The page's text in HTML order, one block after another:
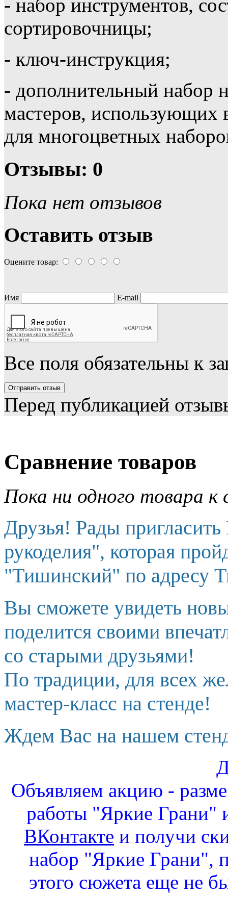
- набор инструментов,
сортировочницы;
- ключ-инструкция;
- дополнительный набор
мастеров, использующих
для многоцветных
Отзывы: 0
Пока нет отзывов
Оставить отзыв
Оцените товар:
Имя E-mail
Все поля обязательны к
Перед публикацией
Сравнение товаров
Пока ни одного товара к
Друзья! Рады
рукоделия", которая
"Тишинский" по адресу
Вы сможете увидеть
поделится своими
со старыми друзьями!
По традиции, для всех
мастер-класс на стенде!
Ждем Вас на нашем
Объявляем акцию -
работы "Яркие Грани"
ВКонтакте и получи
набор "Яркие Грани",
этого сюжета еще не